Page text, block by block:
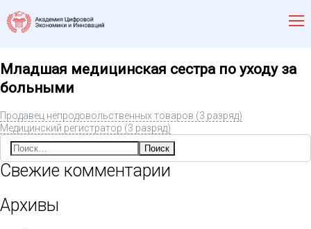
Младшая медицинская сестра по уходу за
больными
Продавец непродовольственных товаров (3 разряд)
Медицинский регистратор (3 разряд)
Найти:
Свежие комментарии
Архивы